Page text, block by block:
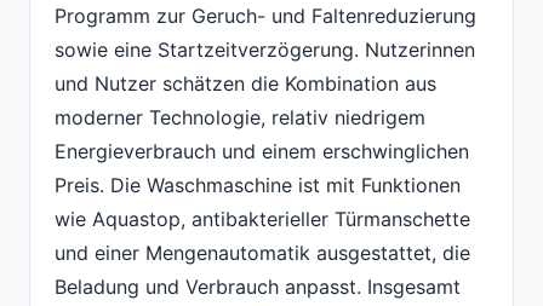
Programm zur Geruch- und Faltenreduzierung
sowie eine Startzeitverzögerung. Nutzerinnen
und Nutzer schätzen die Kombination aus
moderner Technologie, relativ niedrigem
Energieverbrauch und einem erschwinglichen
Preis. Die Waschmaschine ist mit Funktionen
wie Aquastop, antibakterieller Türmanschette
und einer Mengenautomatik ausgestattet, die
Beladung und Verbrauch anpasst. Insgesamt